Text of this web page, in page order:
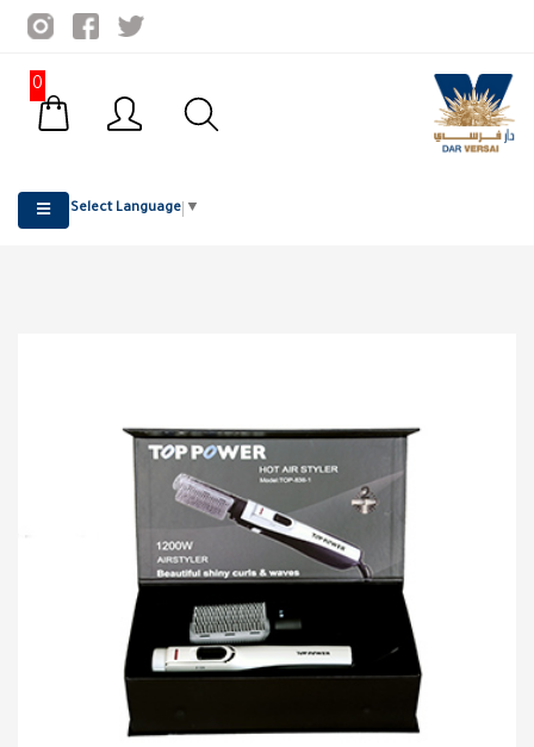
0
Select Language ▼